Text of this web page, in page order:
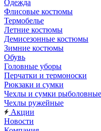
Одежда
Флисовые костюмы
Термобелье
Летние костюмы
Демисезонные костюмы
Зимние костюмы
Обувь
Головные уборы
Перчатки и термоноски
Рюкзаки и сумки
Чехлы и сумки рыболовные
Чехлы ружейные
Акции
Новости